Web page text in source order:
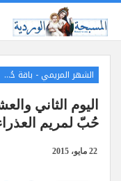
الشهر المريمي - باقة حُبّ لمريم العذراء
اليوم الثاني
حُبّ لمريم
22 مايو، 2015